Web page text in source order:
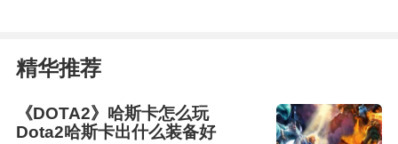
精华推荐
《DOTA2》哈斯卡怎么玩
Dota2哈斯卡出什么装备好